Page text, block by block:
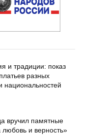
и традиции: показ
разных
национальностей
вручил памятные
и верность»